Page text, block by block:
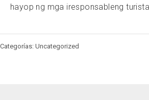
hayop ng mga iresponsableng turista.
Categorías: Uncategorized